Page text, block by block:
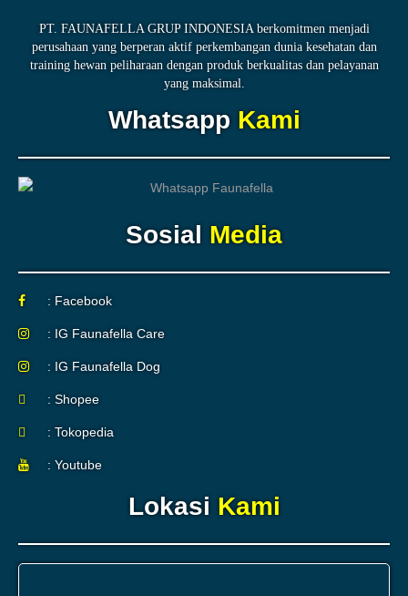
PT. FAUNAFELLA GRUP INDONESIA berkomitmen menjadi
perusahaan yang berperan aktif perkembangan dunia kesehatan dan
training hewan peliharaan dengan produk berkualitas dan pelayanan
yang maksimal.
WhatsappKami
Sosial Media
: Facebook
: IG Faunafella Care
: IG Faunafella Dog
: Shopee
: Tokopedia
: Youtube
Lokasi Kami